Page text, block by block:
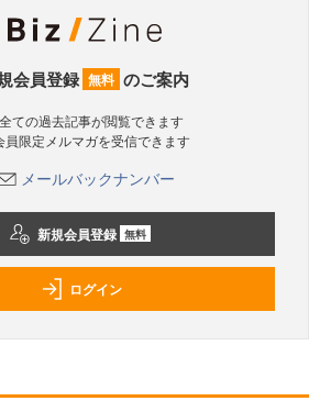
会員登録 無料 のご案内
全ての過去記事が閲覧できます
員限定メルマガを受信できます
メールバックナンバー
新規会員登録 無料
ログイン